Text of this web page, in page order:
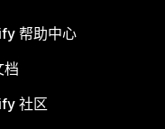
帮助中心
档
社区